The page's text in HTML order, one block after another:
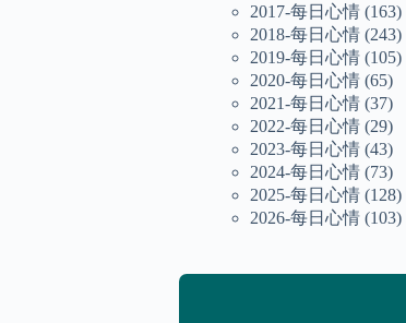
2017-每日心情 (163)
2018-每日心情 (243)
2019-每日心情 (105)
2020-每日心情 (65)
2021-每日心情 (37)
2022-每日心情 (29)
2023-每日心情 (43)
2024-每日心情 (73)
2025-每日心情 (128)
2026-每日心情 (103)